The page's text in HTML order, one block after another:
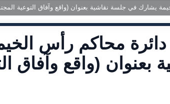
يشارك في جلسة نقاشية بعنوان (واقع وآفاق التوعية
دائرة محاكم رأس
بعنوان (واقع وآفاق